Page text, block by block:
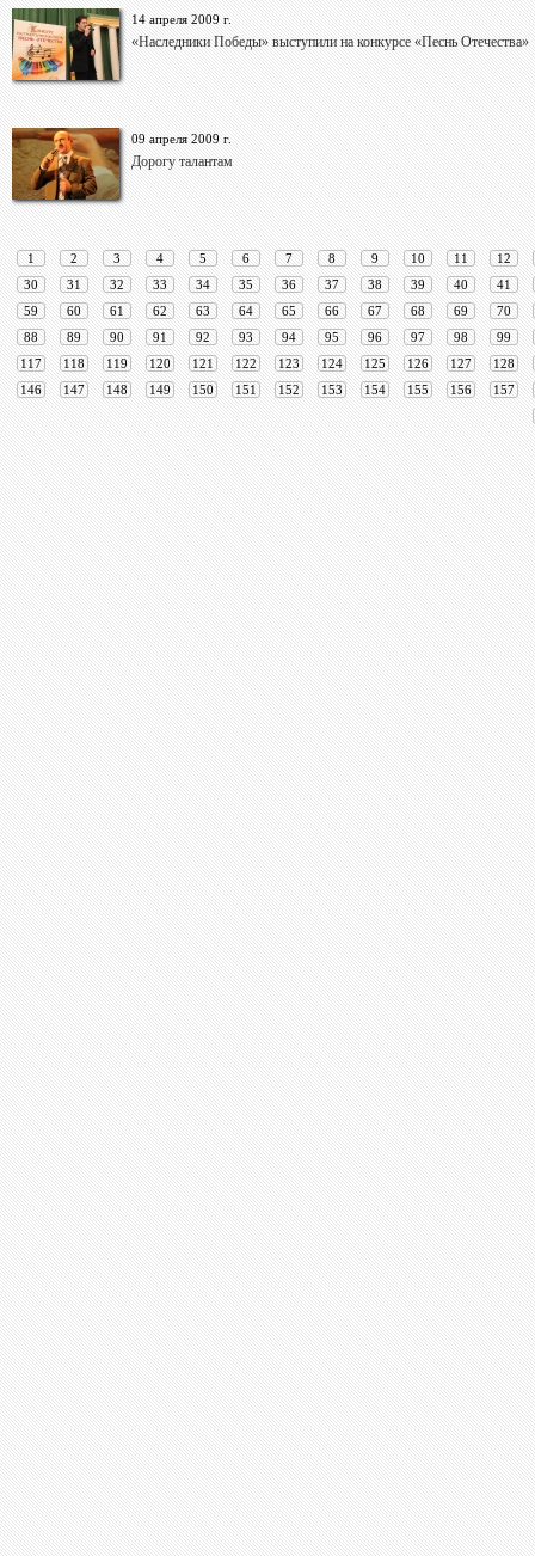
14 апреля 2009 г.
«Наследники Победы» выступили на конкурсе «Песнь Отечества»
09 апреля 2009 г.
Дорогу талантам
1 2 3 4 5 6 7 8 9 10 11
12
30
31 32 33 34 35 36 37 38 39 40
41
59
60 61 62 63 64 65 66 67 68 69
70
88
89 90 91 92 93 94 95 96 97 98
99
117
118 119 120 121 122 123 124 125 126 127
128
146
147 148 149 150 151 152 153 154 155 156 157